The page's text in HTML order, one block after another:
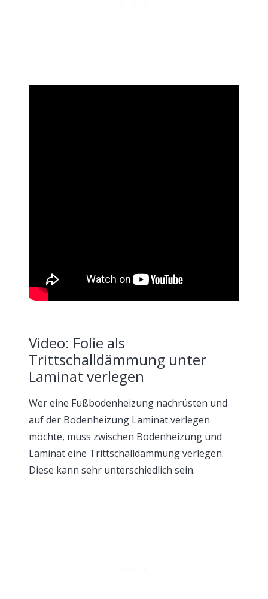
Video: Folie als
Trittschalldämmung unter
Laminat verlegen
Wer eine Fußbodenheizung nachrüsten und
auf der Bodenheizung Laminat verlegen
möchte, muss zwischen Bodenheizung und
Laminat eine Trittschalldämmung verlegen.
Diese kann sehr unterschiedlich sein.